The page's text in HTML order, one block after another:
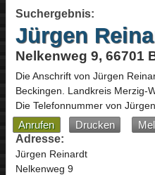
Suchergebnis:
Jürgen
Nelkenweg 9, 66701
Die Anschrift von Jürgen
Beckingen. Landkreis Merzig-
Die Telefonnummer von
Anrufen Drucken
Adresse:
Jürgen Reinardt
Nelkenweg 9